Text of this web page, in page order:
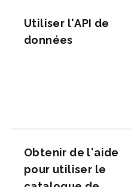
Utiliser l'API de
données
Obtenir de l'aide
pour utiliser le